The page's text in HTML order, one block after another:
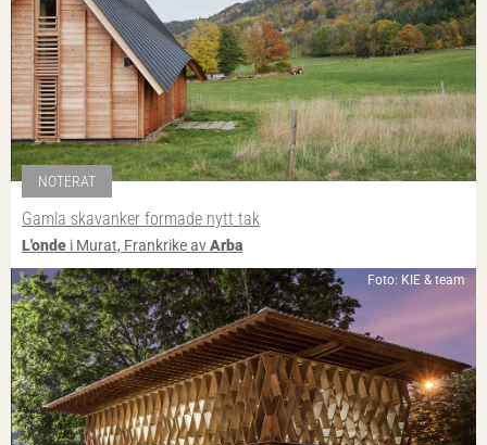
NOTERAT
Gamla skavanker formade nytt tak
L'onde i Murat, Frankrike avArba
Foto: KIE & team